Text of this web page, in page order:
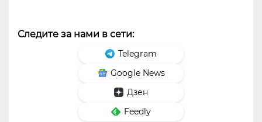
Следите за нами в сети:
Telegram
Google News
Дзен
Feedly